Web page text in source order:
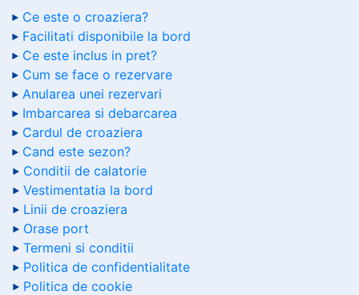
Ce este o croaziera?
Facilitati disponibile la bord
Ce este inclus in pret?
Cum se face o rezervare
Anularea unei rezervari
Imbarcarea si debarcarea
Cardul de croaziera
Cand este sezon?
Conditii de calatorie
Vestimentatia la bord
Linii de croaziera
Orase port
Termeni si conditii
Politica de confidentialitate
Politica de cookie